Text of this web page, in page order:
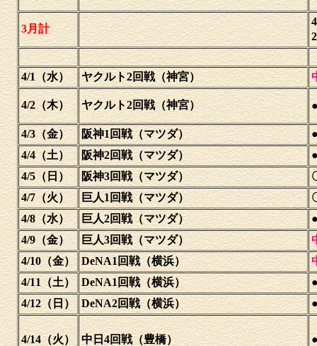
3月計
4/1（水） ヤクルト2回戦（神宮）
4/2（木） ヤクルト2回戦（神宮）
4/3（金） 阪神1回戦（マツダ）
4/4（土）
阪神2回戦（マツダ）
4/5（日）
阪神3回戦（マツダ）
4/7（火）
巨人1回戦（マツダ）
4/8（水）
巨人2回戦（マツダ）
4/9（金）
巨人3回戦（マツダ）
4/10（金） DeNA1回戦（横浜）
4/11（土） DeNA1回戦（横浜）
4/12（日） DeNA2回戦（横浜）
4/14（火） 中日4回戦（豊橋）